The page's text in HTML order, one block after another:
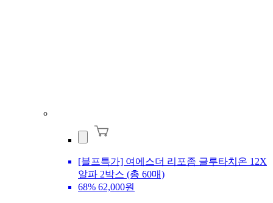
[블프특가] 여에스더 리포좀 글루타치온 12X
알파 2박스 (총 60매)
68% 62,000원